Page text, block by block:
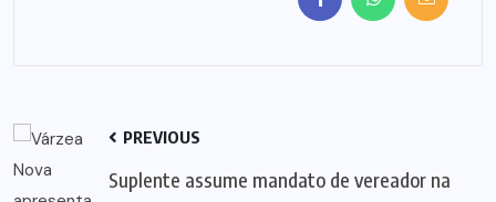
PREVIOUS
Suplente assume mandato de vereador na